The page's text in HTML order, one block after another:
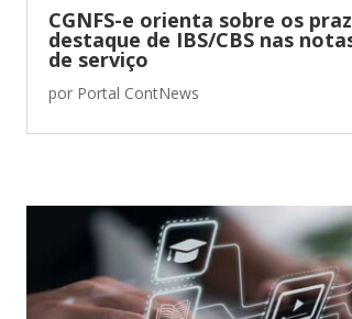
CGNFS-e orienta sobre os
destaque de IBS/CBS nas
de serviço
por Portal ContNews